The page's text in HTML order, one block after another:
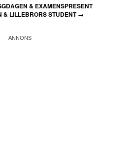
& EXAMENSPRESENT
& LILLEBRORS STUDENT→